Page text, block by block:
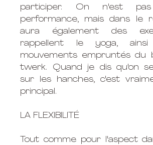
participer. On n'est
performance, mais dans le
aura également des
rappellent le yoga,
mouvements empruntés du
twerk. Quand je dis qu'on
sur les hanches, c'est
principal.
LA FLEXIBILITÉ
Tout comme pour l'aspect